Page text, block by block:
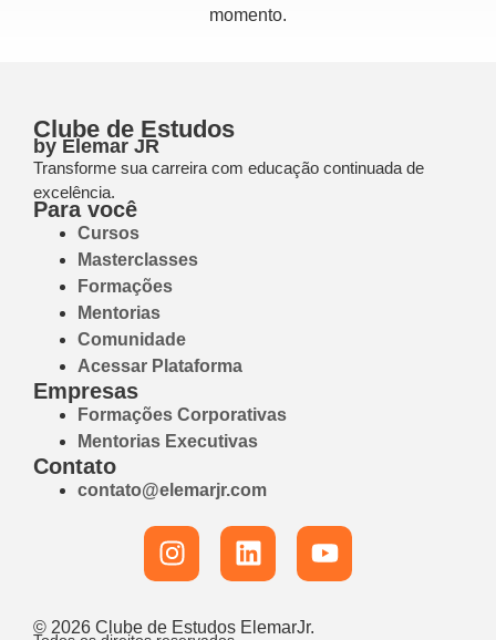
momento.
Clube de Estudos
by Elemar JR
Transforme sua carreira com educação continuada de
excelência.
Para você
Cursos
Masterclasses
Formações
Mentorias
Comunidade
Acessar Plataforma
Empresas
Formações Corporativas
Mentorias Executivas
Contato
contato@elemarjr.com
© 2026 Clube de Estudos ElemarJr.